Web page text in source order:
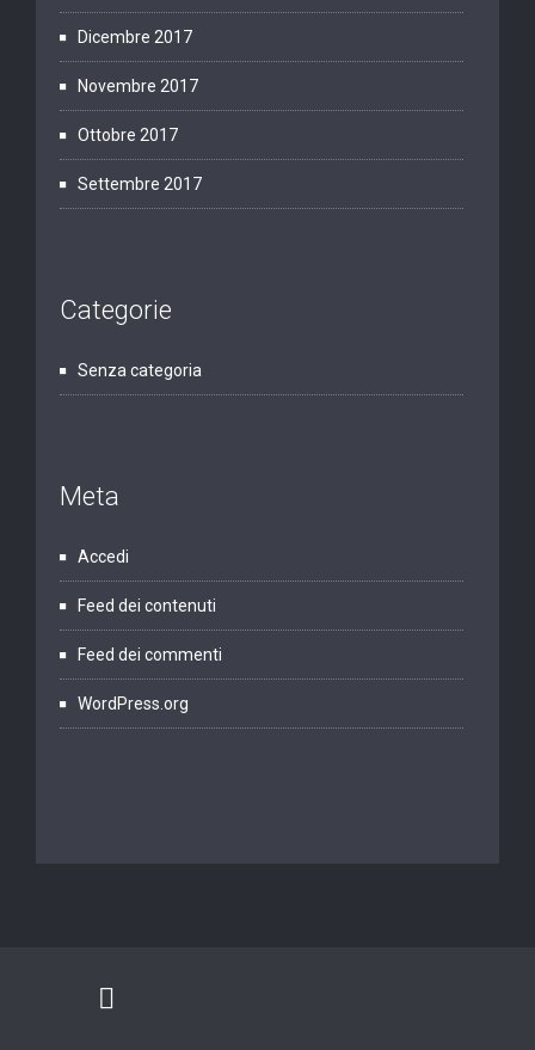
Dicembre 2017
Novembre 2017
Ottobre 2017
Settembre 2017
Categorie
Senza categoria
Meta
Accedi
Feed dei contenuti
Feed dei commenti
WordPress.org